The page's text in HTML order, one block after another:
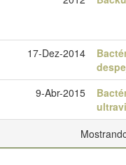
17-Dez-2014
9-Abr-2015